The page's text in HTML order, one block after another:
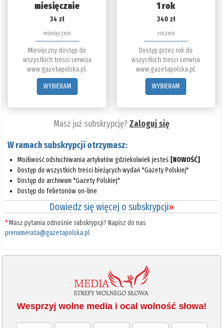
miesięcznie
34 zł
miesięcznie
Miesięczny dostęp do
wszystkich treści serwisu
www.gazetapolska.pl.
WYBIERAM
1 rok
340 zł
rocznie
Dostęp przez rok do
wszystkich treści serwisu
www.gazetapolska.pl.
WYBIERAM
Masz już subskrypcję?Zaloguj się
W ramach subskrypcji otrzymasz:
Możliwość odsłuchiwania artykułów gdziekolwiek jesteś [NOWOŚĆ]
Dostęp do wszystkich treści bieżących wydań "Gazety Polskiej"
Dostęp do archiwum "Gazety Polskiej"
Dostęp do felietonów on-line
Dowiedz się więcej o subskrypcji»
*Masz pytania odnośnie subskrypcji? Napisz do nas
prenumerata@gazetapolska.pl
Wesprzyj wolne media i ocal wolność słowa!